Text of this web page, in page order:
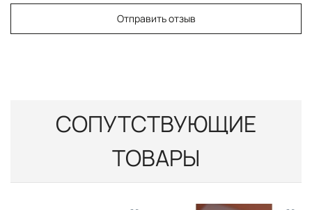
Отправить отзыв
СОПУТСТВУЮЩИЕ
ТОВАРЫ